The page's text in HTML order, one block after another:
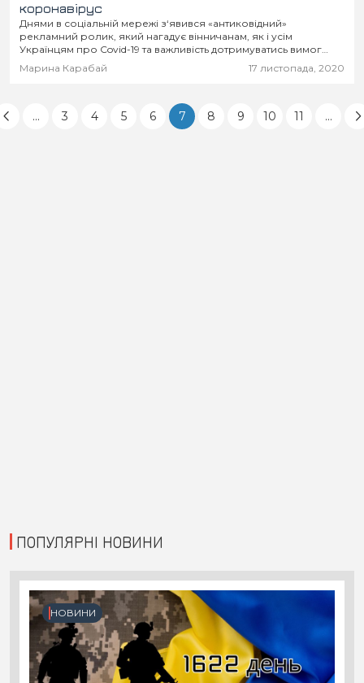
коронавірус
Днями в соціальній мережі з‘явився «антиковідний»
рекламний ролик, який нагадує вінничанам, як і усім
Українцям про Covid-19 та важливість дотримуватись вимог
карантину.
Марина Карабай 17 листопада, 2020
... 3 4 5 6 7 8 9 10 11 ...
ПОПУЛЯРНІ НОВИНИ
НОВИНИ